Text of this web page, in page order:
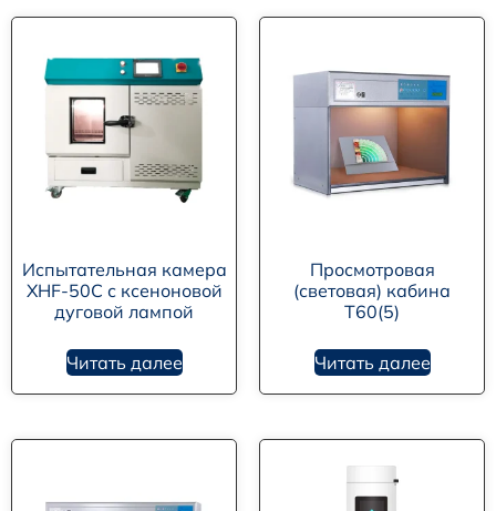
Испытательная камера
XHF-50C с ксеноновой
дуговой лампой
Читать далее
Просмотровая
(световая) кабина
T60(5)
Читать далее